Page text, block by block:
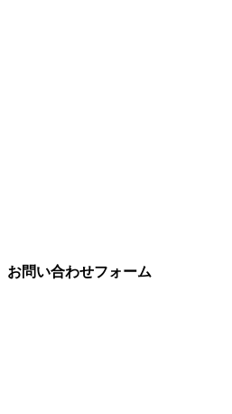
お問い合わせフォーム